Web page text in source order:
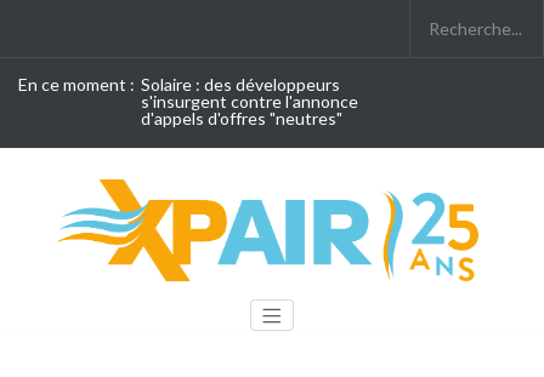
En ce moment : Solaire : des développeurs
s'insurgent contre l'annonce
d'appels d'offres "neutres"